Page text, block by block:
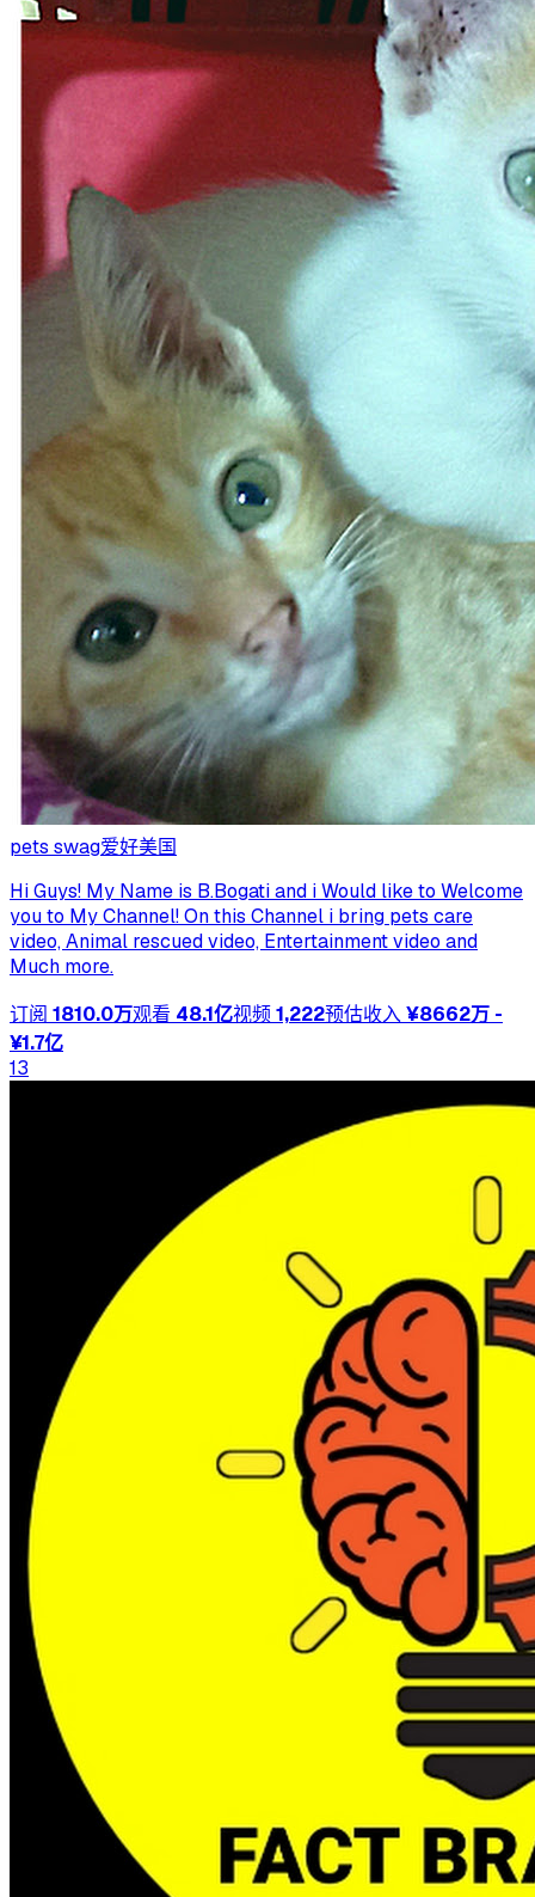
pets swag爱好美国
Hi Guys! My Name is B.Bogati and i Would like to Welcome
you to My Channel! On this Channel i bring pets care
video, Animal rescued video, Entertainment video and
Much more.
订阅 1810.0万观看 48.1亿视频1,222预估收入¥8662万 -
¥1.7亿
13